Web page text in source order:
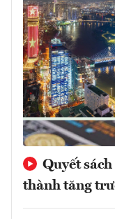
Quyết
thành tăng